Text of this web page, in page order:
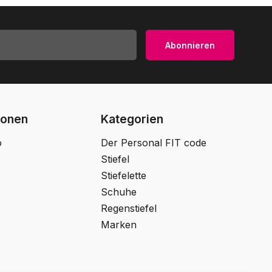
Abonnieren
Kategorien
Der Personal FIT code
Stiefel
Stiefelette
Schuhe
Regenstiefel
Marken